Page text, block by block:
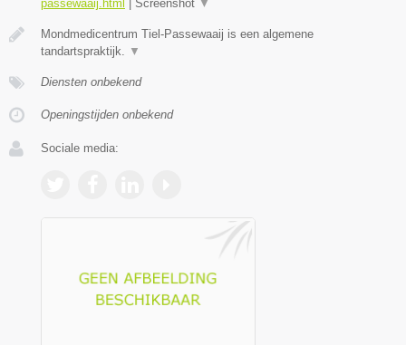
passewaaij.html
Screenshot ▼
Mondmedicentrum Tiel-Passewaaij is een algemene
tandartspraktijk.
▼
Diensten onbekend
Openingstijden onbekend
Sociale media: